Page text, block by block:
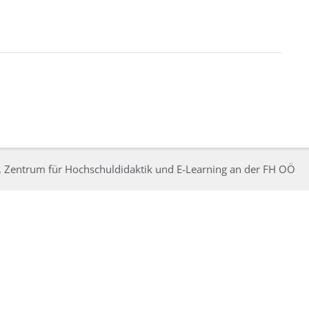
Zentrum für Hochschuldidaktik und E-Learning an der FH OÖ